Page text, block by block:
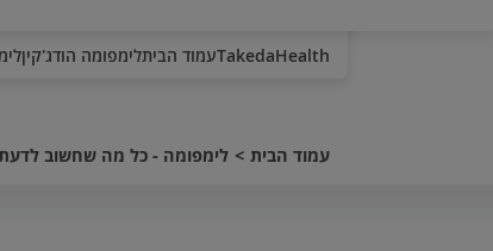
TakedaHealthעמוד הביתלימפומה הודג'קין
עמוד הבית לימפומה - כל מה שחשוב